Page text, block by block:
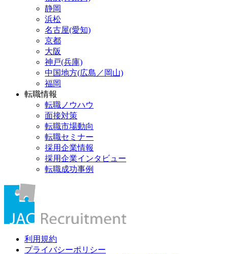
静岡
浜松
名古屋(愛知)
京都
大阪
神戸(兵庫)
中国地方(広島／岡山)
福岡
転職情報
転職ノウハウ
面接対策
転職市場動向
転職セミナー
採用企業情報
採用企業インタビュー
転職成功事例
利用規約
プライバシーポリシー